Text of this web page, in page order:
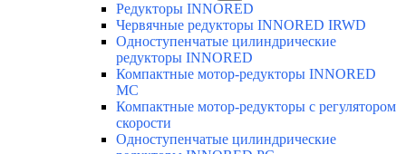
Редукторы INNORED
Червячные редукторы INNORED IRWD
Одноступенчатые цилиндрические
редукторы INNORED
Компактные мотор-редукторы INNORED
MC
Компактные мотор-редукторы с регулятором
скорости
Одноступенчатые цилиндрические